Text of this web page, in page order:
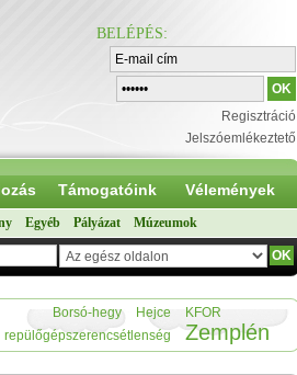
BELÉPÉS:
Regisztráció
Jelszóemlékeztető
Támogatóink Vélemények
Egyéb Pályázat Múzeumok
Borsó-hegy Hejce
KFOR
repülőgépszerencsétlenség
Zemplén